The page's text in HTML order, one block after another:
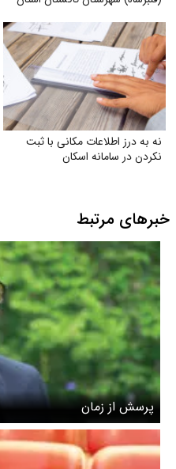
نه به درز اطلاعات مکانی با ثبت
نکردن در سامانه اسکان
خبرهای مرتبط
پرسش از زمان